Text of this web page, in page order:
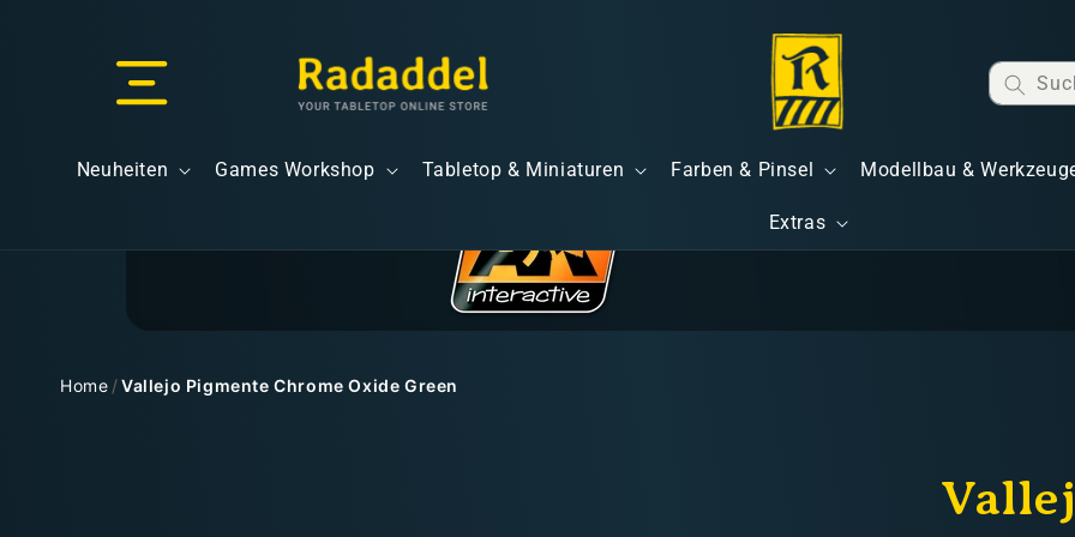
Neuheiten Games Workshop Tabletop & Miniaturen Farben & Pinsel Modellbau &
Extras
Home /Vallejo Pigmente Chrome Oxide Green